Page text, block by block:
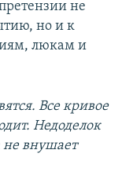
не
но и к
люкам и
Все кривое
Недоделок
не внушает